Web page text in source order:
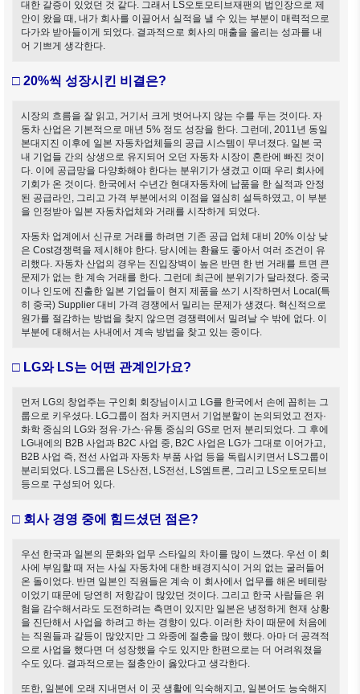
대한 갈증이 있었던 것 같다. 그래서 LS오토모티브재팬의 법인장으로 제
안이 왔을 때, 내가 회사를 이끌어서 실적을 낼 수 있는 부분이 매력적으로
다가와 받아들이게 되었다. 결과적으로 회사의 매출을 올리는 성과를 내
어 기쁘게 생각한다.
□ 20%씩 성장시킨 비결은?
시장의 흐름을 잘 읽고, 거기서 크게 벗어나지 않는 수를 두는 것이다. 자
동차 산업은 기본적으로 매년 5% 정도 성장을 한다. 그런데, 2011년 동일
본대지진 이후에 일본 자동차업체들의 공급 시스템이 무너졌다. 일본 국
내 기업들 간의 상생으로 유지되어 오던 자동차 시장이 혼란에 빠진 것이
다. 이에 공급망을 다양화해야 한다는 분위기가 생겼고 이때 우리 회사에
기회가 온 것이다. 한국에서 수년간 현대자동차에 납품을 한 실적과 안정
된 공급라인, 그리고 가격 부분에서의 이점을 열심히 설득하였고, 이 부분
을 인정받아 일본 자동차업체와 거래를 시작하게 되었다.
자동차 업계에서 신규로 거래를 하려면 기존 공급 업체 대비 20% 이상 낮
은 Cost경쟁력을 제시해야 한다. 당시에는 환율도 좋아서 여러 조건이 유
리했다. 자동차 산업의 경우는 진입장벽이 높은 반면 한 번 거래를 트면 큰
문제가 없는 한 계속 거래를 한다. 그런데 최근에 분위기가 달라졌다. 중국
이나 인도에 진출한 일본 기업들이 현지 제품을 쓰기 시작하면서 Local(특
히 중국) Supplier 대비 가격 경쟁에서 밀리는 문제가 생겼다. 혁신적으로
원가를 절감하는 방법을 찾지 않으면 경쟁력에서 밀려날 수 밖에 없다. 이
부분에 대해서는 사내에서 계속 방법을 찾고 있는 중이다.
□ LG와 LS는 어떤 관계인가요?
먼저 LG의 창업주는 구인회 회장님이시고 LG를 한국에서 손에 꼽히는 그
룹으로 키우셨다. LG그룹이 점차 커지면서 기업분할이 논의되었고 전자·
화학 중심의 LG와 정유·가스·유통 중심의 GS로 먼저 분리되었다. 그 후에
LG내에의 B2B 사업과 B2C 사업 중, B2C 사업은 LG가 그대로 이어가고,
B2B 사업 즉, 전선 사업과 자동차 부품 사업 등을 독립시키면서 LS그룹이
분리되었다. LS그룹은 LS산전, LS전선, LS엠트론, 그리고 LS오토모티브
등으로 구성되어 있다.
□ 회사 경영 중에 힘드셨던 점은?
우선 한국과 일본의 문화와 업무 스타일의 차이를 많이 느꼈다. 우선 이 회
사에 부임할 때 저는 사실 자동차에 대한 배경지식이 거의 없는 굴러들어
온 돌이었다. 반면 일본인 직원들은 계속 이 회사에서 업무를 해온 베테랑
이었기 때문에 당연히 저항감이 많았던 것이다. 그리고 한국 사람들은 위
험을 감수해서라도 도전하려는 측면이 있지만 일본은 냉정하게 현재 상황
을 진단해서 사업을 하려고 하는 경향이 있다. 이러한 차이 때문에 처음에
는 직원들과 갈등이 많았지만 그 와중에 절충을 많이 했다. 아마 더 공격적
으로 사업을 했다면 더 성장했을 수도 있지만 한편으로는 더 어려워졌을
수도 있다. 결과적으로는 절충안이 옳았다고 생각한다.
또한, 일본에 오래 지내면서 이 곳 생활에 익숙해지고, 일본어도 능숙해지